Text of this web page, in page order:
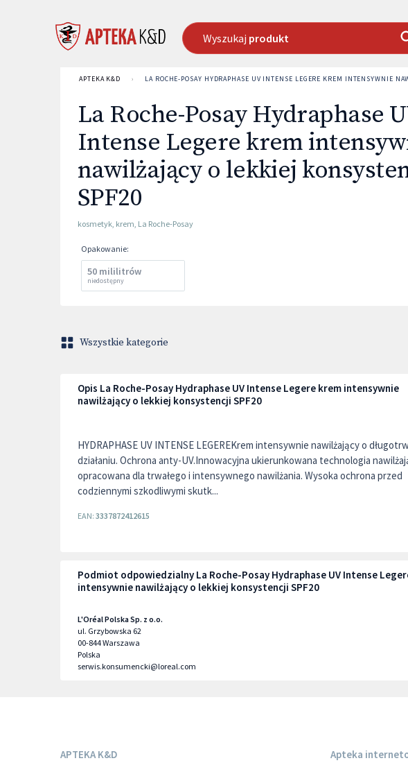
Wyszukaj produkt
APTEKA K&D › LA ROCHE-POSAY HYDRAPHASE UV INTENSE LEGERE KREM INTENSYWNIE
La Roche-Posay Hydraphase
Intense Legere krem
nawilżający o lekkiej
SPF20
kosmetyk, krem, La Roche-Posay
Opakowanie:
50 mililitrów
niedostępny
Wszystkie kategorie
Opis La Roche-Posay Hydraphase UV Intense Legere krem intensywnie
nawilżający o lekkiej konsystencji SPF20
HYDRAPHASE UV INTENSE LEGEREKrem intensywnie nawilżający o
działaniu. Ochrona anty-UV.Innowacyjna ukierunkowana technologia
opracowana dla trwałego i intensywnego nawilżania. Wysoka ochrona przed
codziennymi szkodliwymi skutk...
EAN: 3337872412615
Podmiot odpowiedzialny La Roche-Posay Hydraphase UV Intense
intensywnie nawilżający o lekkiej konsystencji SPF20
L'Oréal Polska Sp. z o.o.
ul. Grzybowska 62
00-844Warszawa
Polska
serwis.konsumencki@loreal.com
APTEKA K&D Apteka